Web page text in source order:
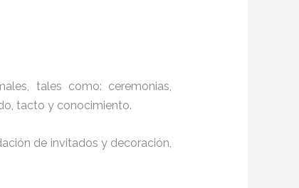
tales como: ceremonias,
tacto y conocimiento.
de invitados y decoración,